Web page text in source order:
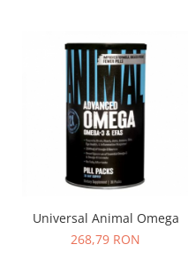
Universal Animal Omega
268,79 RON